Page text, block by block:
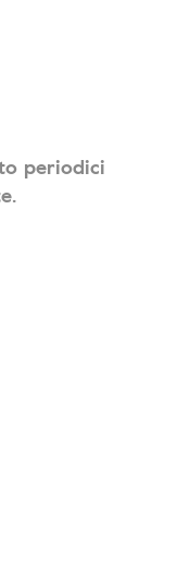
periodici